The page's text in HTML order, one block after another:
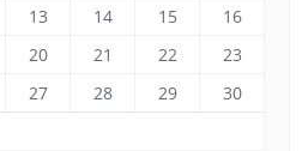
13 14 15
16
20 21 22
23
27 28 29
30